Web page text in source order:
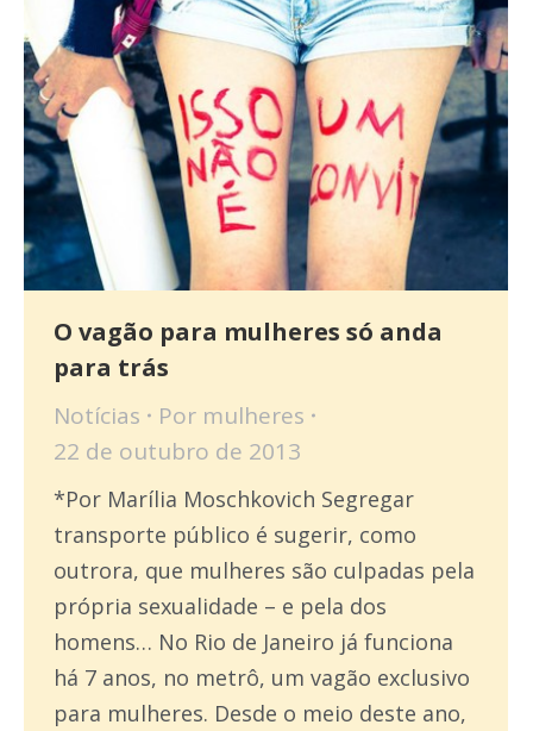
O vagão para mulheres só anda
para trás
Notícias Por mulheres
22 de outubro de 2013
*Por Marília Moschkovich Segregar
transporte público é sugerir, como
outrora, que mulheres são culpadas pela
própria sexualidade – e pela dos
homens… No Rio de Janeiro já funciona
há 7 anos, no metrô, um vagão exclusivo
para mulheres. Desde o meio deste ano,